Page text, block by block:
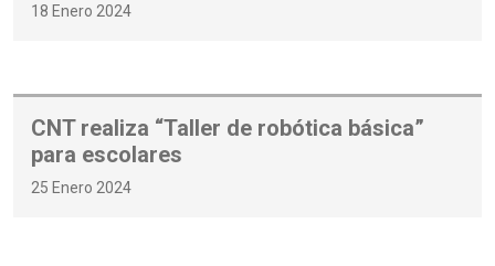
18 Enero 2024
CNT realiza “Taller de robótica básica”
para escolares
25 Enero 2024